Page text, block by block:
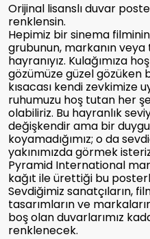
Orijinal lisanslı duvar
renklensin.
Hepimiz bir sinema
grubunun, markanın veya
hayranıyız. Kulağımıza
gözümüze güzel gözüken
kısacası kendi zevkimize
ruhumuzu hoş tutan her
olabiliriz. Bu hayranlık
değişkendir ama bir
koyamadığımız; o da
yakınımızda görmek
Pyramid International
kağıt ile ürettiği bu
Sevdiğimiz sanatçıların,
tasarımların ve
boş olan duvarlarımız
renklenecek.